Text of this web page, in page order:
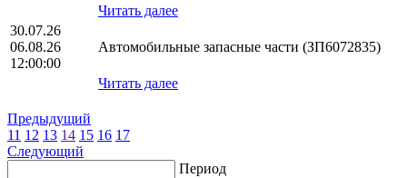
Читать далее
30.07.26
06.08.26
12:00:00
Автомобильные запасные части (ЗП6072835)
Читать далее
Предыдущий
11 12 13 14 15 16 17
Следующий
Период